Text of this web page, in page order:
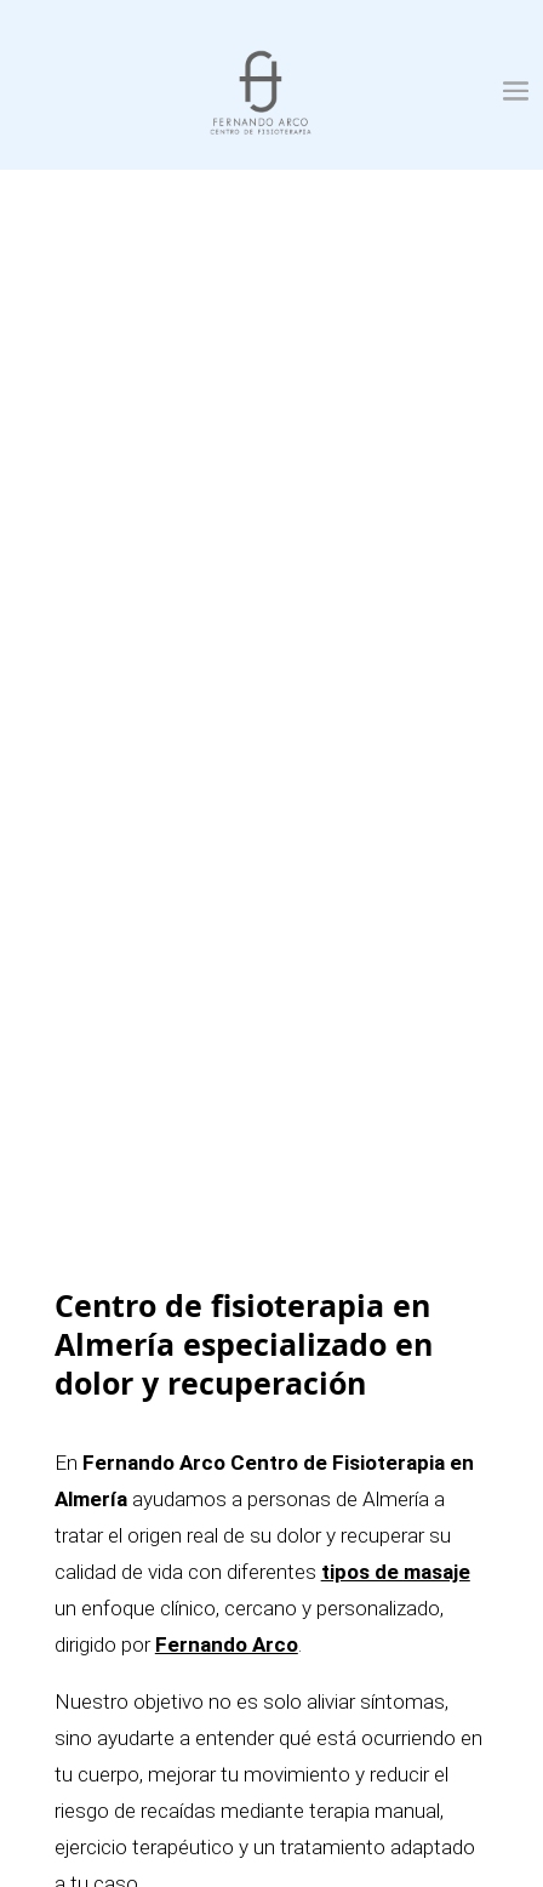
Centro de fisioterapia en
Almería especializado en
dolor y recuperación
En Fernando Arco Centro de Fisioterapia en
Almeríaayudamos a personas de Almería a
tratar el origen real de su dolor y recuperar su
calidad de vida con diferentes tipos de masaje
un enfoque clínico, cercano y personalizado,
dirigido por Fernando Arco.
Nuestro objetivo no es solo aliviar síntomas,
sino ayudarte a entender qué está ocurriendo en
tu cuerpo, mejorar tu movimiento y reducir el
riesgo de recaídas mediante terapia manual,
ejercicio terapéutico y un tratamiento adaptado